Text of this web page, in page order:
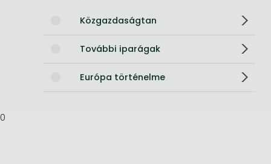
Közgazdaságtan
További iparágak
Európa történelme
0